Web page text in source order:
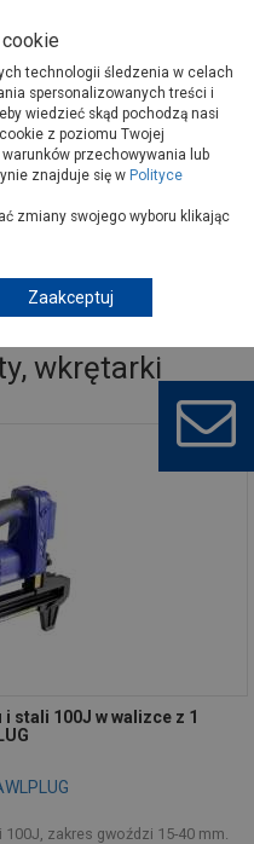
osprzęt
wkrętarki
stali 100J w walizce z 1
zakres gwoździ 15-40 mm.
technologii śledzenia w celach
spersonalizowanych treści i
wiedzieć skąd pochodzą nasi
z poziomu Twojej
przechowywania lub
znajduje się w Polityce
zmiany swojego wyboru klikając
Zaakceptuj